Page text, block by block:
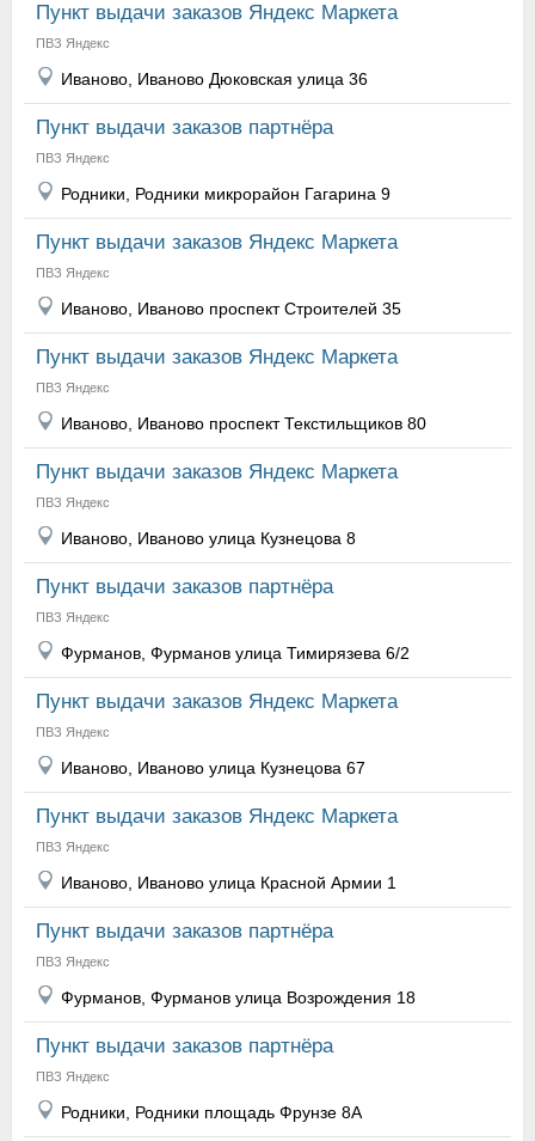
Пункт выдачи заказов Яндекс Маркета
ПВЗ Яндекс
Иваново, Иваново Дюковская улица 36
Пункт выдачи заказов партнёра
ПВЗ Яндекс
Родники, Родники микрорайон Гагарина 9
Пункт выдачи заказов Яндекс Маркета
ПВЗ Яндекс
Иваново, Иваново проспект Строителей 35
Пункт выдачи заказов Яндекс Маркета
ПВЗ Яндекс
Иваново, Иваново проспект Текстильщиков 80
Пункт выдачи заказов Яндекс Маркета
ПВЗ Яндекс
Иваново, Иваново улица Кузнецова 8
Пункт выдачи заказов партнёра
ПВЗ Яндекс
Фурманов, Фурманов улица Тимирязева 6/2
Пункт выдачи заказов Яндекс Маркета
ПВЗ Яндекс
Иваново, Иваново улица Кузнецова 67
Пункт выдачи заказов Яндекс Маркета
ПВЗ Яндекс
Иваново, Иваново улица Красной Армии 1
Пункт выдачи заказов партнёра
ПВЗ Яндекс
Фурманов, Фурманов улица Возрождения 18
Пункт выдачи заказов партнёра
ПВЗ Яндекс
Родники, Родники площадь Фрунзе 8А